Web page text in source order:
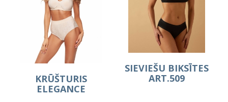
KRŪŠTURIS
ELEGANCE
SIEVIEŠU BIKSĪTES
ART.509